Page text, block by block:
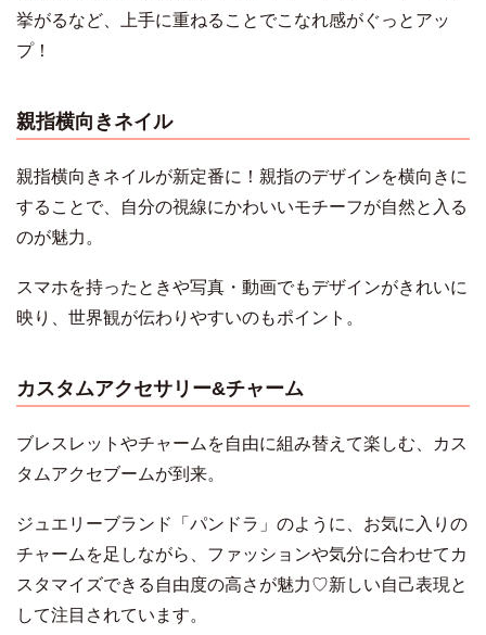
挙がるなど、上手に重ねることでこなれ感がぐっとアッ
プ！
親指横向きネイル
親指横向きネイルが新定番に！親指のデザインを横向きに
することで、自分の視線にかわいいモチーフが自然と入る
のが魅力。
スマホを持ったときや写真・動画でもデザインがきれいに
映り、世界観が伝わりやすいのもポイント。
カスタムアクセサリー&チャーム
ブレスレットやチャームを自由に組み替えて楽しむ、カス
タムアクセブームが到来。
ジュエリーブランド「パンドラ」のように、お気に入りの
チャームを足しながら、ファッションや気分に合わせてカ
スタマイズできる自由度の高さが魅力♡新しい自己表現と
して注目されています。